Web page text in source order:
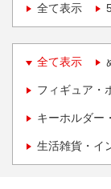
全て表示
全て表示
フィギュア・
キーホルダー
生活雑貨・イ